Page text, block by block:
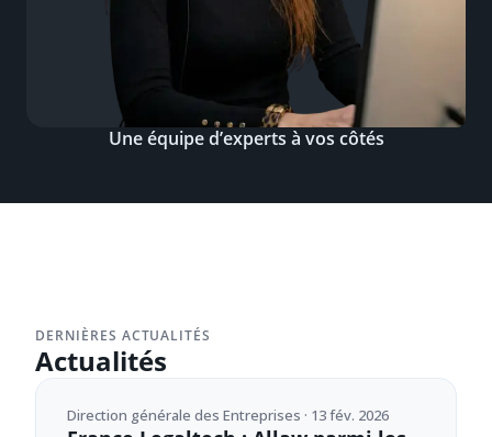
Une équipe d’experts à vos côtés
DERNIÈRES ACTUALITÉS
Actualités
Direction générale des Entreprises · 13 fév. 2026